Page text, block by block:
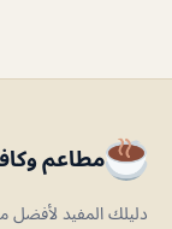
مطاعم
دليلك المفيد لأفضل